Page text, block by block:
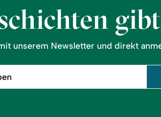
unserem Newsletter und direkt